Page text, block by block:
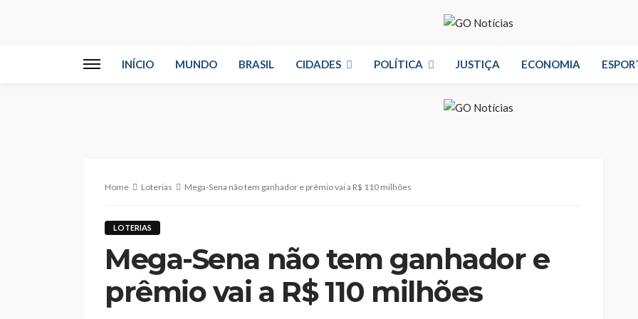
INÍCIO MUNDO BRASIL CIDADES POLÍTICA JUSTIÇA ECONOMIA
Home Loterias Mega-Sena não tem ganhador e prêmio vai a R$ 110 milhões
LOTERIAS
Mega-Sena não tem ganhador e
prêmio vai a R$ 110 milhões